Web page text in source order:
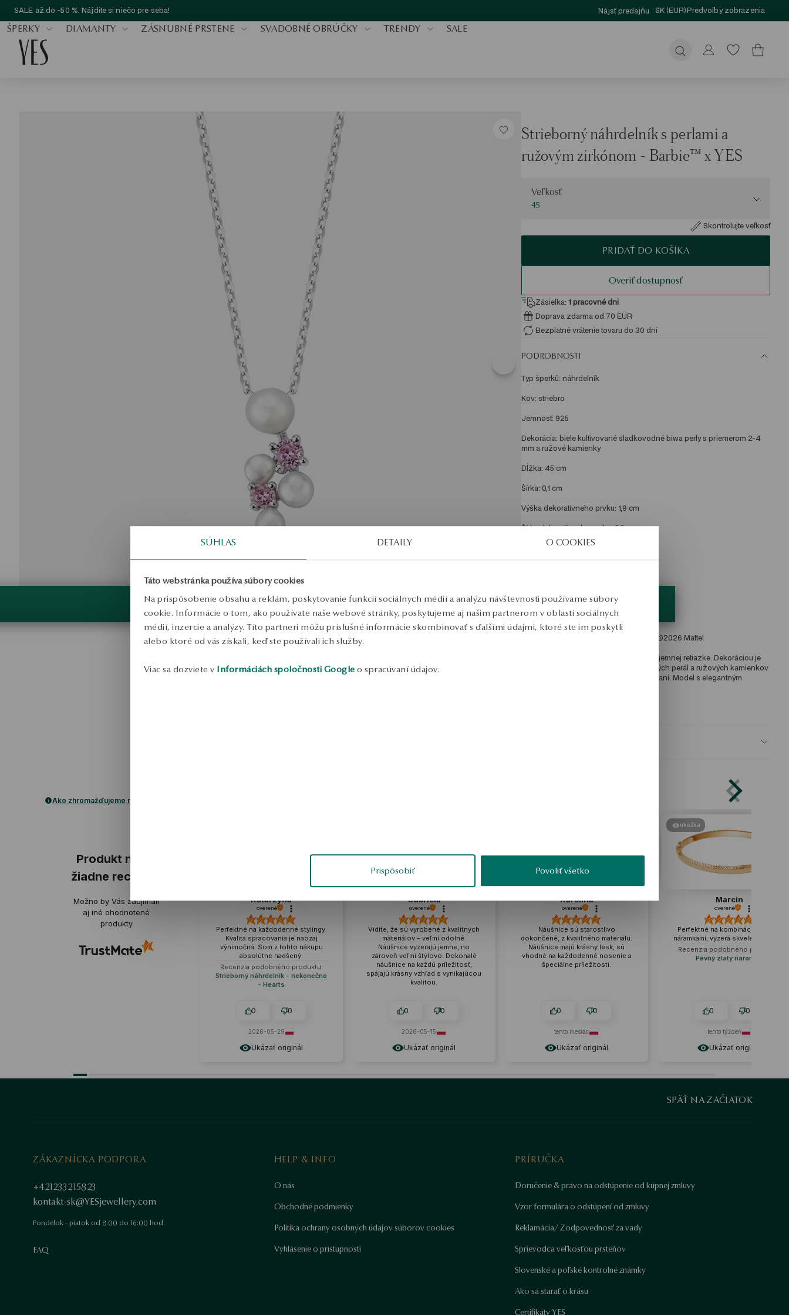
SÚHLAS DETAILY O COOKIES
Táto webstránka používa súbory cookies
Na prispôsobenie obsahu a reklám, poskytovanie funkcií sociálnych médií a analýzu návštevnosti používame súbory
cookie. Informácie o tom, ako používate naše webové stránky, poskytujeme aj našim partnerom v oblasti sociálnych
médií, inzercie a analýzy. Títo partneri môžu príslušné informácie skombinovať s ďalšími údajmi, ktoré ste im poskytli
alebo ktoré od vás získali, keď ste používali ich služby.
Viac sa dozviete v Informáciách spoločnosti Google o spracúvaní údajov.
Prispôsobiť Povoliť všetko
SALE až do -50 %. Nájdite si niečo pre seba! Nájsť predajňu SK (EUR)Predvoľby zobrazenia
ŠPERKY DIAMANTY ZÁSNUBNÉ PRSTENE SVADOBNÉ OBRÚČKY TRENDY SALE
Odoslať
Strieborný náhrdelník s perlami a
ružovým zirkónom - Barbie™ x YES
Veľkosť
45
Skontrolujte veľkosť
PRIDAŤ DO KOŠÍKA
Overiť dostupnosť
Zásielka: 1 pracovné dni
Doprava zdarma od 70 EUR
Bezplatné vrátenie tovaru do 30 dní
PODROBNOSTI
Typ šperků: náhrdelník
Kov: striebro
Jemnosť: 925
Dekorácia: biele kultivované sladkovodné biwa perly s priemerom 2-4
mm a ružové kamienky
Dĺžka: 45 cm
Šírka: 0,1 cm
Výška dekoratívneho prvku: 1,9 cm
Šírka dekoratívneho prvku: 0,6 cm
Priemerná hmotnosť: 2,1 g
Šperky vytvorené v spolupráci s Barbie ©2026 Mattel
Náhrdelník vyrobený zo striebra 925 na jemnej retiazke. Dekoráciou je
závesná kompozícia bielych kultivovaných perál a ružových kamienkov
usporiadaných vo vertikálnom usporiadaní. Model s elegantným
Ako zhromažďujeme recenzie?
Produkt nemá
žiadne recenzie
Možno by Vás zaujímali
aj iné ohodnotené
produkty
Katarzyna
overené
Perfektné na každodenné stylingy.
Kvalita spracovania je naozaj
výnimočná. Som z tohto nákupu
absolútne nadšený.
Ukázať originál
Gabriela
overené
Vidíte, že sú vyrobené z kvalitných
materiálov – veľmi odolné.
Náušnice vyzerajú jemne, no
zároveň veľmi štýlovo. Dokonalé
náušnice na každú príležitosť,
spájajú krásny vzhľad s vynikajúcou
kvalitou.
2026-05-15
Ukázať originál
Karolina
overené
Náušnice sú starostlivo
dokončené, z kvalitného materiálu.
Náušnice majú krásny lesk, sú
vhodné na každodenné nosenie a
špeciálne príležitosti.
tento mesiac
Ukázať originál
Marcin
overené
Perfektné na kombináciu s inými
náramkami, vyzerá skvele v sadách.
Recenzia podobného produktu:
Pevný zlatý náramok
tento týždeň
Ukázať originál
ukážka
Iwona
overené
❤️Krásny vzhľad, dokonale
ostatnými šperkami.
Recenzia podobného
Strieborný náhrdelník -
2026-06-26
SPÄŤ NA ZAČIATOK
ZÁKAZNÍCKA PODPORA
+421233215823
kontakt-sk@YESjewellery.com
Pondelok - piatok od 8:00 do 16:00 hod.
FAQ
HELP & INFO
O nás
Obchodné podmienky
Politika ochrany osobných údajov súborov cookies
Vyhlásenie o prístupnosti
PRÍRUČKA
Doručenie & právo na odstúpenie od kúpnej zmluvy
Vzor formulára o odstúpení od zmluvy
Reklamácia/ Zodpovednosť za vady
Sprievodca veľkosťou prsteňov
Slovenské a poľské kontrolné známky
Ako sa starať o krásu
Certifikáty YES